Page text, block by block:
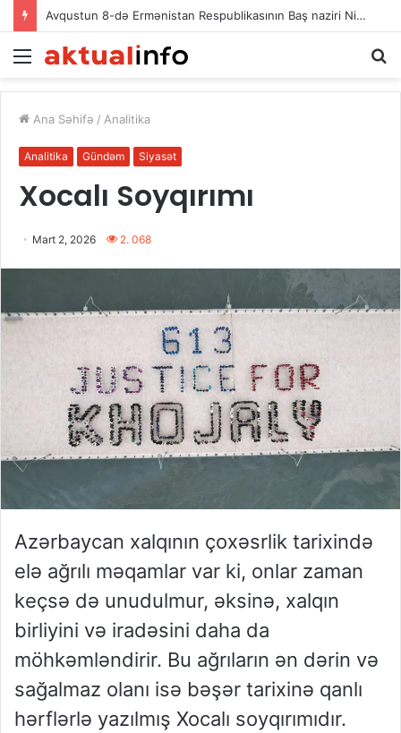
Avqustun 8-də Ermənistan Respublikasının Baş naziri Nikol Paşinyan Azərbaycan Respublikasının Prezidenti İlham Əliyevə zəng edib
Menu
Ana Səhifə / Analitika
Analitika Gündəm Siyasət
Xocalı Soyqırımı
Mart 2, 2026 2. 068
Azərbaycan xalqının çoxəsrlik tarixində
elə ağrılı məqamlar var ki, onlar zaman
keçsə də unudulmur, əksinə, xalqın
birliyini və iradəsini daha da
möhkəmləndirir. Bu ağrıların ən dərin və
sağalmaz olanı isə bəşər tarixinə qanlı
hərflərlə yazılmış Xocalı soyqırımıdır.